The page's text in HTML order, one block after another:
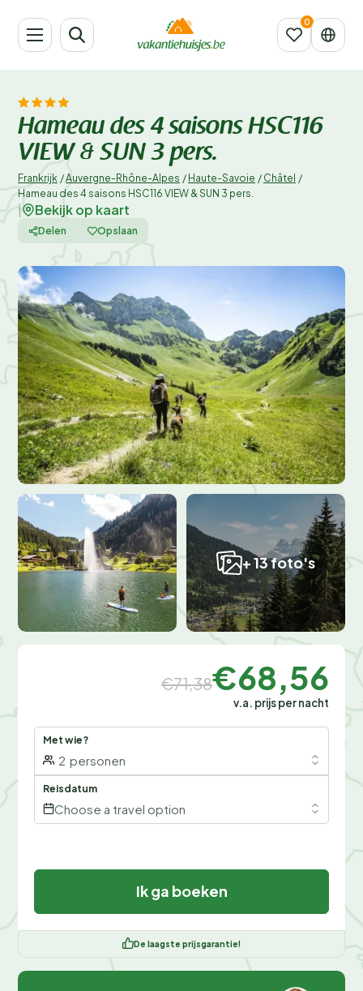
Hameau des 4 saisons HSC116
VIEW & SUN 3 pers.
Frankrijk /Auvergne-Rhône-Alpes / Haute-Savoie / Châtel /
Hameau des 4 saisons HSC116 VIEW & SUN 3 pers.
Bekijk op kaart
Delen Opslaan
+ 13 foto's
€71,38€68,56
v.a. prijs per nacht
Met wie?
2 personen
Reisdatum
Choose a travel option
Ik ga boeken
De laagste prijsgarantie!